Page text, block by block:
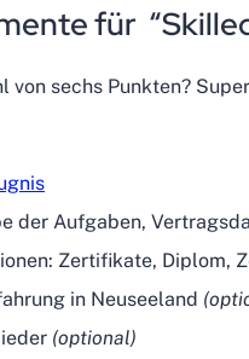
für
von sechs Punkten?
der Aufgaben,
Zertifikate, Diplom,
in Neuseeland
(optional)